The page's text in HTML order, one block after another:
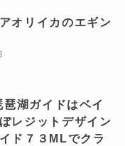
オリイカのエギン
湖ガイドはベイ
レジットデザイン
ド７３MLでクラ